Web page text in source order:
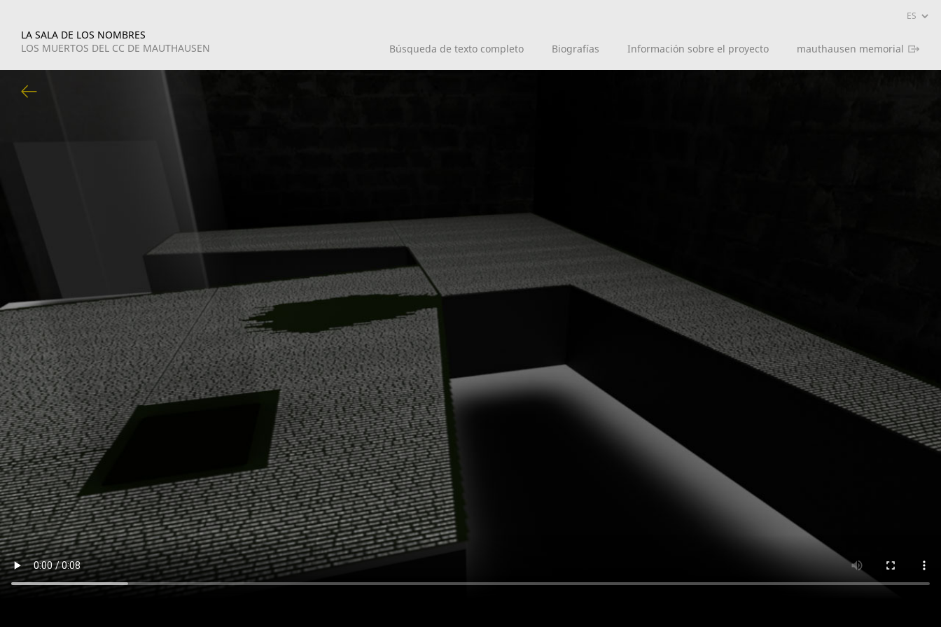
LA SALA DE LOS NOMBRES
LOS MUERTOS DEL CC DE MAUTHAUSEN
Búsqueda de texto completo Biografías Información sobre el proyecto mauthausen memorial